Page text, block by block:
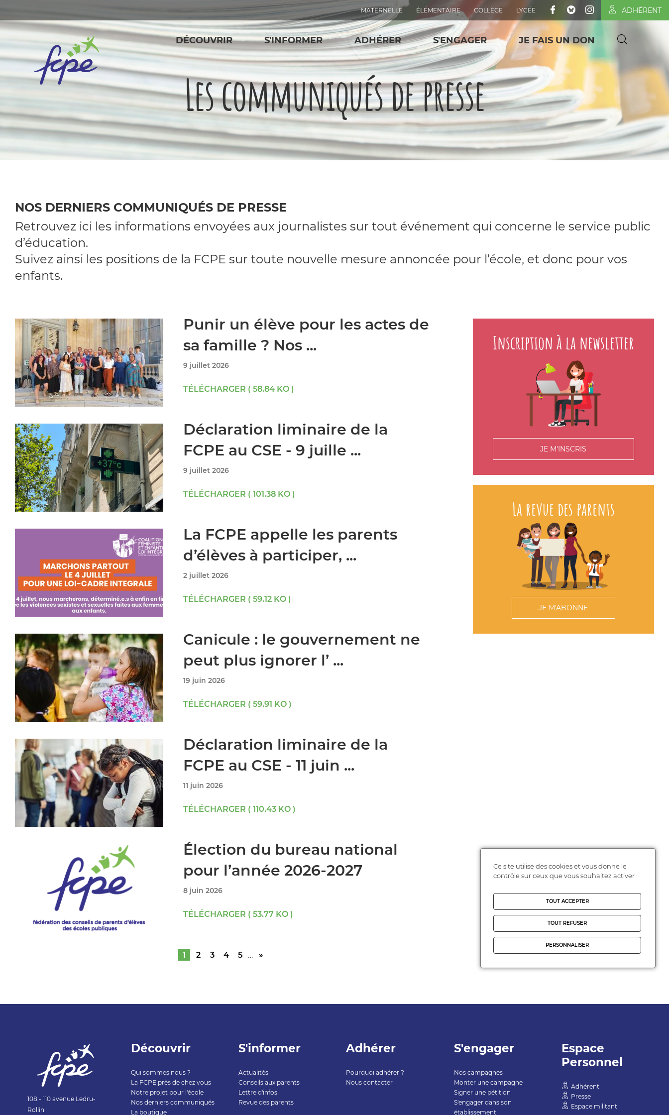
MATERNELLE ÉLÉMENTAIRE COLLÈGE LYCÉE ADHÉRENT
DÉCOUVRIR S'INFORMER ADHÉRER S'ENGAGER JE FAIS UN DON
Les communiqués de presse
NOS DERNIERS COMMUNIQUÉS DE PRESSE
Retrouvez ici les informations envoyées aux journalistes sur tout événement qui concerne le service public
d’éducation.
Suivez ainsi les positions de la FCPE sur toute nouvelle mesure annoncée pour l’école, et donc pour vos
enfants.
Punir un élève pour les actes de
sa famille ? Nos ...
9 juillet 2026
TÉLÉCHARGER ( 58.84 KO )
Déclaration liminaire de la
FCPE au CSE - 9 juille ...
9 juillet 2026
TÉLÉCHARGER ( 101.38 KO )
La FCPE appelle les parents
d’élèves à participer, ...
2 juillet 2026
TÉLÉCHARGER ( 59.12 KO )
Canicule : le gouvernement ne
peut plus ignorer l’ ...
19 juin 2026
TÉLÉCHARGER ( 59.91 KO )
Déclaration liminaire de la
FCPE au CSE - 11 juin ...
11 juin 2026
TÉLÉCHARGER ( 110.43 KO )
Élection du bureau national
pour l’année 2026-2027
8 juin 2026
TÉLÉCHARGER ( 53.77 KO )
1 2 3 4 5 … »
Inscription à la newsletter
JE M'INSCRIS
La revue des parents
JE M'ABONNE
108 - 110 avenue Ledru-
Rollin
Découvrir
Qui sommes nous ?
La FCPE près de chez vous
Notre projet pour l'école
Nos derniers communiqués
La boutique
S'informer
Actualités
Conseils aux parents
Lettre d'infos
Revue des parents
Adhérer
Pourquoi adhérer ?
Nous contacter
S'engager
Nos campagnes
Monter une campagne
Signer une pétition
S'engager dans son
établissement
Espace
Personnel
Adhérent
Presse
Espace militant
Ce site utilise des cookies et vous donne le
contrôle sur ceux que vous souhaitez activer
TOUT ACCEPTER
TOUT REFUSER
PERSONNALISER